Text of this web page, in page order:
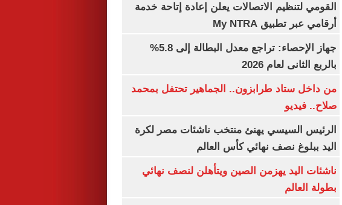
القومي لتنظيم الاتصالات يعلن إعادة إتاحة خدمة
أرقامي عبر تطبيق My NTRA
جهاز الإحصاء: تراجع معدل البطالة إلى 5.8%
بالربع الثانى لعام 2026
من داخل ستاد طرابزون.. الجماهير تحتفل بمحمد
صلاح.. فيديو
الرئيس السيسي يهنئ منتخب ناشئات مصر لكرة
اليد ببلوغ نصف نهائي كأس العالم
ناشئات اليد يهزمن الصين ويتأهلن لنصف نهائي
بطولة العالم